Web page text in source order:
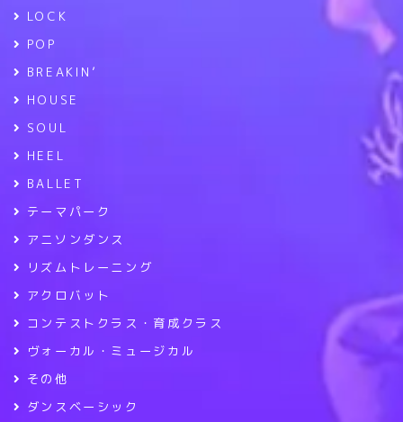
LOCK
POP
BREAKIN’
HOUSE
SOUL
HEEL
BALLET
テーマパーク
アニソンダンス
リズムトレーニング
アクロバット
コンテストクラス・育成クラス
ヴォーカル・ミュージカル
その他
ダンスベーシック